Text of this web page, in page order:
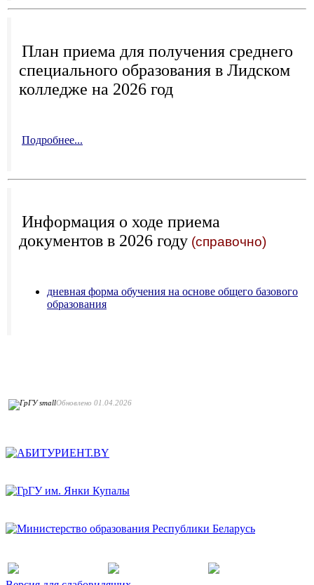
План приема для получения среднего
специального образования в Лидском
колледже на 2026 год
Подробнее...
Информация о ходе приема
документов в 2026 году (справочно)
дневная форма обучения на основе общего базового
образования
Обновлено 01.04.2026